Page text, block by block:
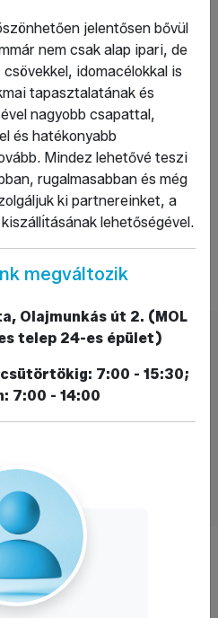
utca 28. szám alatt
rakodási körülmények és
Kedves Ügyfeleinket.
A Ventilland Kft.
kereskedelmi cégekből,
épületgépészeti és
áll.
cég: szívvel-lélekkel
a legjobbat kapják.
eddigi jó hírnevét,
– megoldásokat
hogy az ipari
tökéletesen működjön,
gyorsan, egyszerűen és
jelentősen bővül
nem csak alap ipari, de
idomacélokkal is
tapasztalatának és
nagyobb csapattal,
és hatékonyabb
Mindez lehetővé teszi
rugalmasabban és még
ki partnereinket, a
lehetőségével.
megváltozik
Olajmunkás út 2. (MOL
telep 24-es épület)
7:00 - 15:30;
7:00 - 14:00